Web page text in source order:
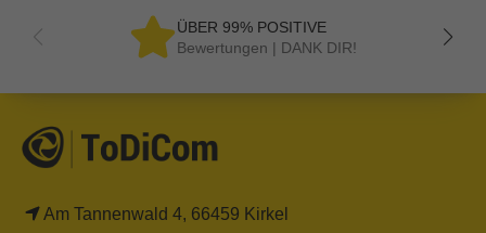
ÜBER 99% POSITIVE
Bewertungen | DANK DIR!
Am Tannenwald 4, 66459 Kirkel